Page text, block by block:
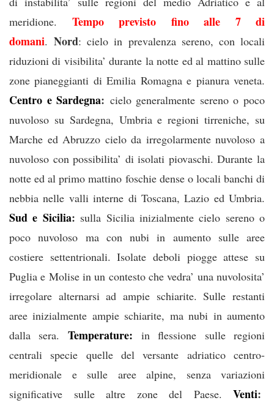
meridione. Tempo previsto fino alle 7 di
domani.Nord: cielo in prevalenza sereno, con locali
riduzioni di visibilita’ durante la notte ed al mattino sulle
zone pianeggianti di Emilia Romagna e pianura veneta.
Centro e Sardegna: cielo generalmente sereno o poco
nuvoloso su Sardegna, Umbria e regioni tirreniche, su
Marche ed Abruzzo cielo da irregolarmente nuvoloso a
nuvoloso con possibilita’ di isolati piovaschi. Durante la
notte ed al primo mattino foschie dense o locali banchi di
nebbia nelle valli interne di Toscana, Lazio ed Umbria.
Sud e Sicilia: sulla Sicilia inizialmente cielo sereno o
poco nuvoloso ma con nubi in aumento sulle aree
costiere settentrionali. Isolate deboli piogge attese su
Puglia e Molise in un contesto che vedra’ una nuvolosita’
irregolare alternarsi ad ampie schiarite. Sulle restanti
aree inizialmente ampie schiarite, ma nubi in aumento
dalla sera. Temperature:in flessione sulle regioni
centrali specie quelle del versante adriatico centro-
meridionale e sulle aree alpine, senza variazioni
significative sulle altre zone del Paese. Venti: